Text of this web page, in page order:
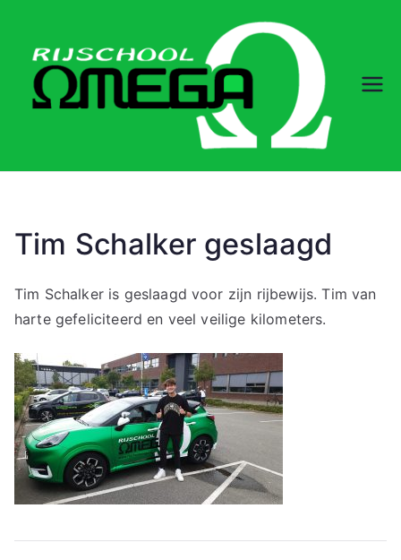
inhoud
O
Tim Schalker geslaagd
Tim Schalker is geslaagd voor zijn rijbewijs. Tim van
harte gefeliciteerd en veel veilige kilometers.